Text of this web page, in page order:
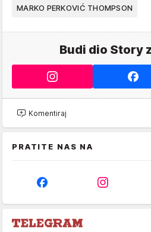
MARKO PERKOVIĆ THOMPSON
Budi dio Story
Komentiraj
PRATITE NAS NA